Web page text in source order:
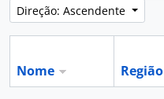
Direção: Ascendente
Nome Região